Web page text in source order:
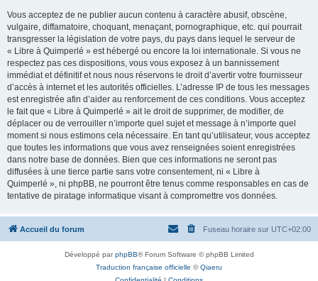
Vous acceptez de ne publier aucun contenu à caractère abusif, obscène,
vulgaire, diffamatoire, choquant, menaçant, pornographique, etc. qui pourrait
transgresser la législation de votre pays, du pays dans lequel le serveur de
« Libre à Quimperlé » est hébergé ou encore la loi internationale. Si vous ne
respectez pas ces dispositions, vous vous exposez à un bannissement
immédiat et définitif et nous nous réservons le droit d’avertir votre fournisseur
d’accès à internet et les autorités officielles. L’adresse IP de tous les messages
est enregistrée afin d’aider au renforcement de ces conditions. Vous acceptez
le fait que « Libre à Quimperlé » ait le droit de supprimer, de modifier, de
déplacer ou de verrouiller n’importe quel sujet et message à n’importe quel
moment si nous estimons cela nécessaire. En tant qu’utilisateur, vous acceptez
que toutes les informations que vous avez renseignées soient enregistrées
dans notre base de données. Bien que ces informations ne seront pas
diffusées à une tierce partie sans votre consentement, ni « Libre à
Quimperlé », ni phpBB, ne pourront être tenus comme responsables en cas de
tentative de piratage informatique visant à compromettre vos données.
Accueil du forum Fuseau horaire sur UTC+02:00
Développé parphpBB® Forum Software © phpBB Limited
Traduction française officielle ©Qiaeru